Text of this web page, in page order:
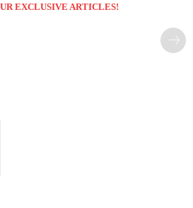
EXCLUSIVE ARTICLES!